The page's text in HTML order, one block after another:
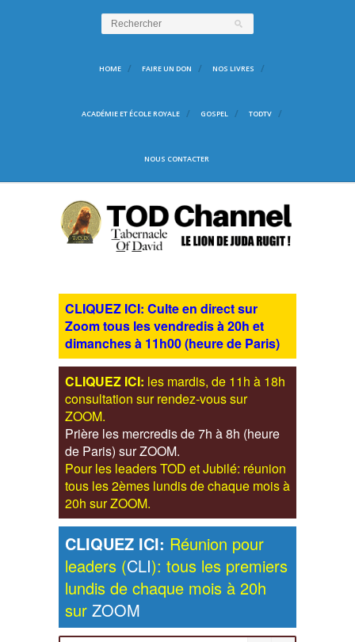
HOME FAIRE UN DON NOS LIVRES
ACADÉMIE ET ÉCOLE ROYALE GOSPEL TODTV
NOUS CONTACTER
CLIQUEZ ICI: Culte en direct sur
Zoom tous les vendredis à 20h et
dimanches à 11h00 (heure de Paris)
CLIQUEZ ICI: les mardis, de 11h à 18h
consultation sur rendez-vous sur
ZOOM.
Prière les mercredis de 7h à 8h (heure
de Paris) sur ZOOM.
Pour les leaders TOD et Jubilé: réunion
tous les 2èmes lundis de chaque mois à
20h sur ZOOM.
CLIQUEZ ICI: Réunion pour
leaders (CLI): tous les premiers
lundis de chaque mois à 20h
sur ZOOM